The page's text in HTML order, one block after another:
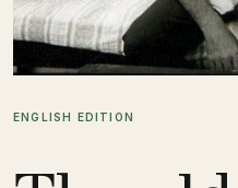
ENGLISH EDITION